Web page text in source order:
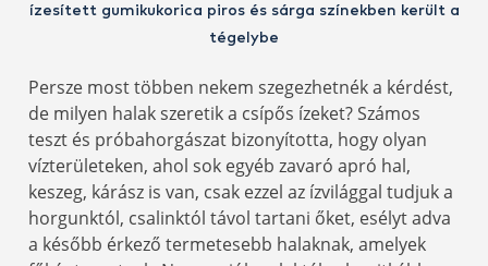
ízesített gumikukorica piros és sárga színekben került a
tégelybe
Persze most többen nekem szegezhetnék a kérdést,
de milyen halak szeretik a csípős ízeket? Számos
teszt és próbahorgászat bizonyította, hogy olyan
vízterületeken, ahol sok egyéb zavaró apró hal,
keszeg, kárász is van, csak ezzel az ízvilággal tudjuk a
horgunktól, csalinktól távol tartani őket, esélyt adva
a később érkező termetesebb halaknak, amelyek